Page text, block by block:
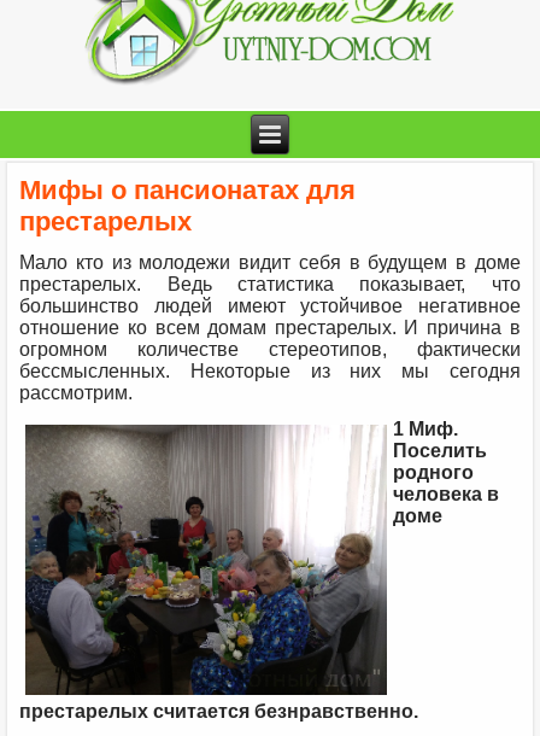
Мифы о пансионатах для
престарелых
Мало кто из молодежи видит себя в будущем в доме
престарелых. Ведь статистика показывает, что
большинство людей имеют устойчивое негативное
отношение ко всем домам престарелых. И причина в
огромном количестве стереотипов, фактически
бессмысленных. Некоторые из них мы сегодня
рассмотрим.
1 Миф.
Поселить
родного
человека в
доме
престарелых считается безнравственно.